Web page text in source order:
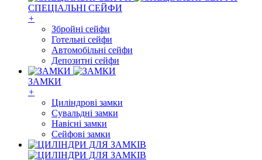
СПЕЦІАЛЬНІ СЕЙФИ
+
Збройні сейфи
Готельні сейфи
Автомобільні сейфи
Депозитні сейфи
ЗАМКИ
+
Циліндрові замки
Сувальдні замки
Навісні замки
Сейфові замки